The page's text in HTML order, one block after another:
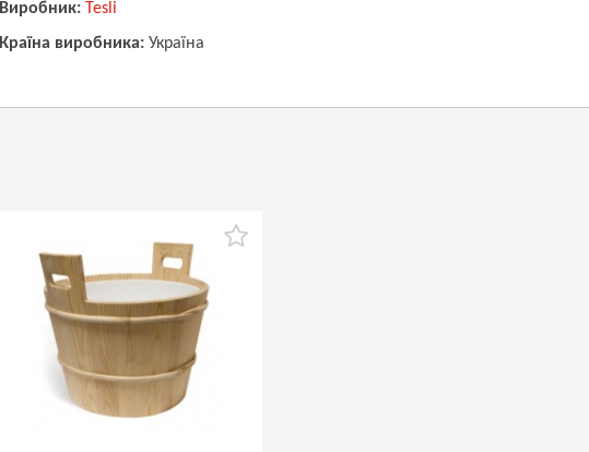
Виробник: Tesli
Країна виробника: Україна